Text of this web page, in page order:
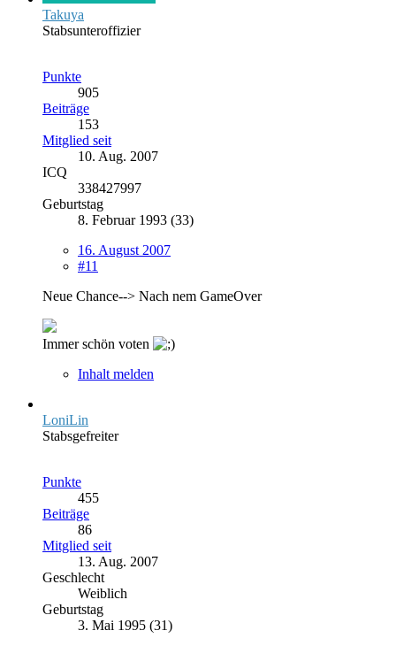
Takuya
Stabsunteroffizier
Punkte
905
Beiträge
153
Mitglied seit
10. Aug. 2007
ICQ
338427997
Geburtstag
8. Februar 1993 (33)
16. August 2007
#11
Neue Chance--> Nach nem GameOver
Immer schön voten
Inhalt melden
LoniLin
Stabsgefreiter
Punkte
455
Beiträge
86
Mitglied seit
13. Aug. 2007
Geschlecht
Weiblich
Geburtstag
3. Mai 1995 (31)